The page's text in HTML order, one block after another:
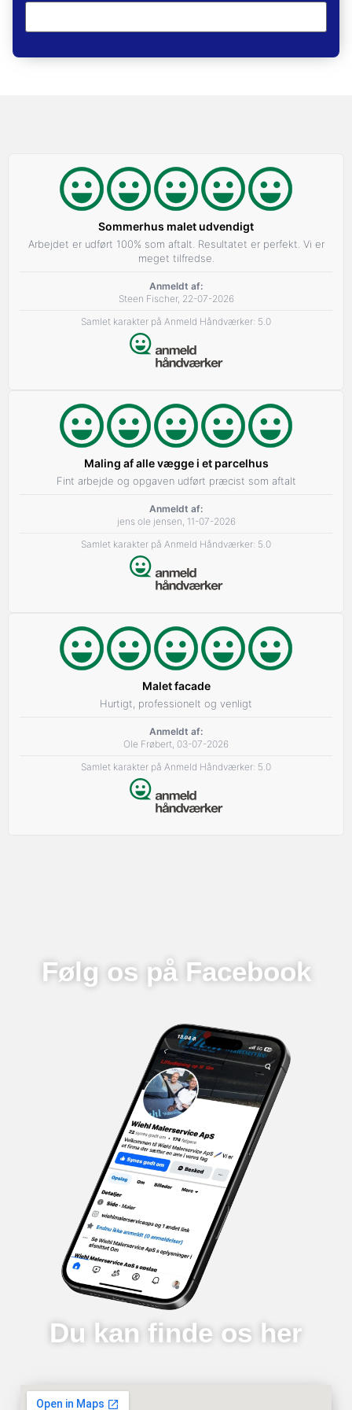
Sommerhus malet udvendigt
Arbejdet er udført 100% som aftalt. Resultatet er perfekt. Vi er
meget tilfredse.
Anmeldt af:
Steen Fischer, 22-07-2026
Samlet karakter på Anmeld Håndværker: 5.0
Maling af alle vægge i et parcelhus
Fint arbejde og opgaven udført præcist som aftalt
Anmeldt af:
jens ole jensen, 11-07-2026
Samlet karakter på Anmeld Håndværker: 5.0
Malet facade
Hurtigt, professionelt og venligt
Anmeldt af:
Ole Frøbert, 03-07-2026
Samlet karakter på Anmeld Håndværker: 5.0
Følg os på Facebook
Du kan finde os her